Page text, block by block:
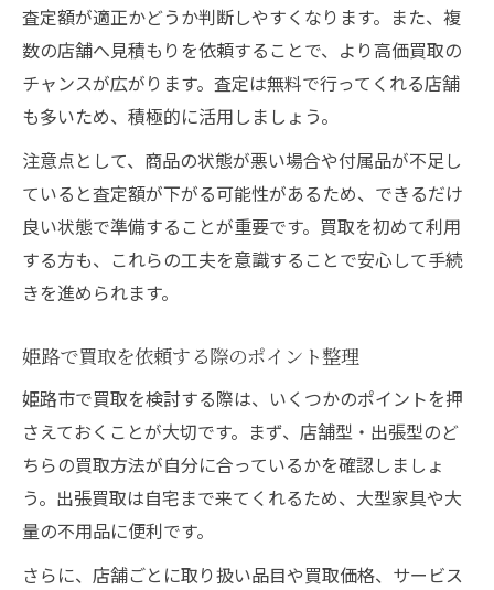
査定額が適正かどうか判断しやすくなります。また、複
数の店舗へ見積もりを依頼することで、より高価買取の
チャンスが広がります。査定は無料で行ってくれる店舗
も多いため、積極的に活用しましょう。
注意点として、商品の状態が悪い場合や付属品が不足し
ていると査定額が下がる可能性があるため、できるだけ
良い状態で準備することが重要です。買取を初めて利用
する方も、これらの工夫を意識することで安心して手続
きを進められます。
姫路で買取を依頼する際のポイント整理
姫路市で買取を検討する際は、いくつかのポイントを押
さえておくことが大切です。まず、店舗型・出張型のど
ちらの買取方法が自分に合っているかを確認しましょ
う。出張買取は自宅まで来てくれるため、大型家具や大
量の不用品に便利です。
さらに、店舗ごとに取り扱い品目や買取価格、サービス